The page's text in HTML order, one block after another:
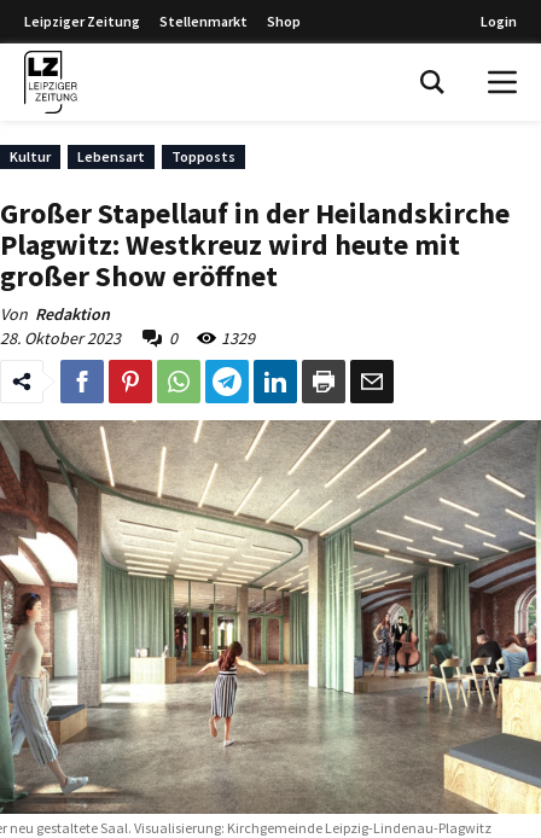
Leipziger Zeitung Stellenmarkt Shop Login
Kultur Lebensart Topposts
Großer Stapellauf in der Heilandskirche
Plagwitz: Westkreuz wird heute mit
großer Show eröffnet
Von Redaktion
28. Oktober 2023
0 1329
neu gestaltete Saal. Visualisierung: Kirchgemeinde Leipzig-Lindenau-Plagwitz